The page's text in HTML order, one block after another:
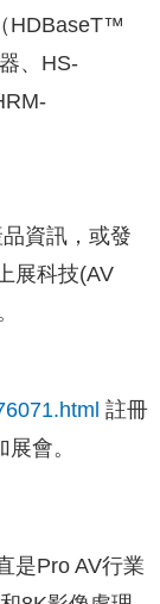
HDBaseT™
、HS-
資訊，或發
展科技(AV
註冊
會。
是Pro AV行業